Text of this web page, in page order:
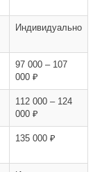
Индивидуально
97 000 – 107
000 ₽
112 000 – 124
000 ₽
135 000 ₽